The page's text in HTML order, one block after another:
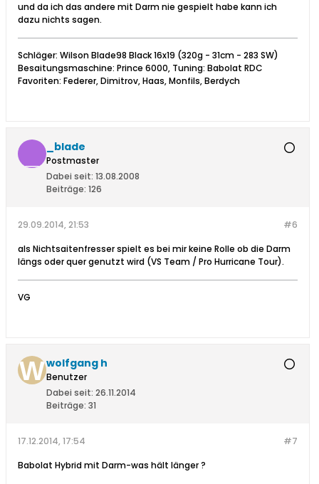
und da ich das andere mit Darm nie gespielt habe kann ich
dazu nichts sagen.
Schläger: Wilson Blade98 Black 16x19 (320g - 31cm - 283 SW)
Besaitungsmaschine: Prince 6000, Tuning: Babolat RDC
Favoriten: Federer, Dimitrov, Haas, Monfils, Berdych
_blade
Postmaster
Dabei seit: 13.08.2008
Beiträge: 126
#6
29.09.2014, 21:53
als Nichtsaitenfresser spielt es bei mir keine Rolle ob die Darm
längs oder quer genutzt wird (VS Team / Pro Hurricane Tour).
VG
wolfgang h
Benutzer
Dabei seit: 26.11.2014
Beiträge: 31
#7
17.12.2014, 17:54
Babolat Hybrid mit Darm-was hält länger ?